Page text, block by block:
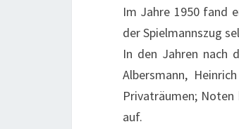
Im Jahre 1950 fand
der Spielmannszug
In den Jahren nach
Albersmann,
Privaträumen;
auf.